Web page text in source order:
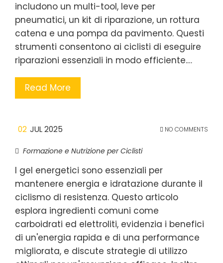
includono un multi-tool, leve per
pneumatici, un kit di riparazione, un rottura
catena e una pompa da pavimento. Questi
strumenti consentono ai ciclisti di eseguire
riparazioni essenziali in modo efficiente.…
Read More
02 JUL 2025 NO COMMENTS
Formazione e Nutrizione per Ciclisti
I gel energetici sono essenziali per
mantenere energia e idratazione durante il
ciclismo di resistenza. Questo articolo
esplora ingredienti comuni come
carboidrati ed elettroliti, evidenzia i benefici
di un'energia rapida e di una performance
migliorata, e discute strategie di utilizzo